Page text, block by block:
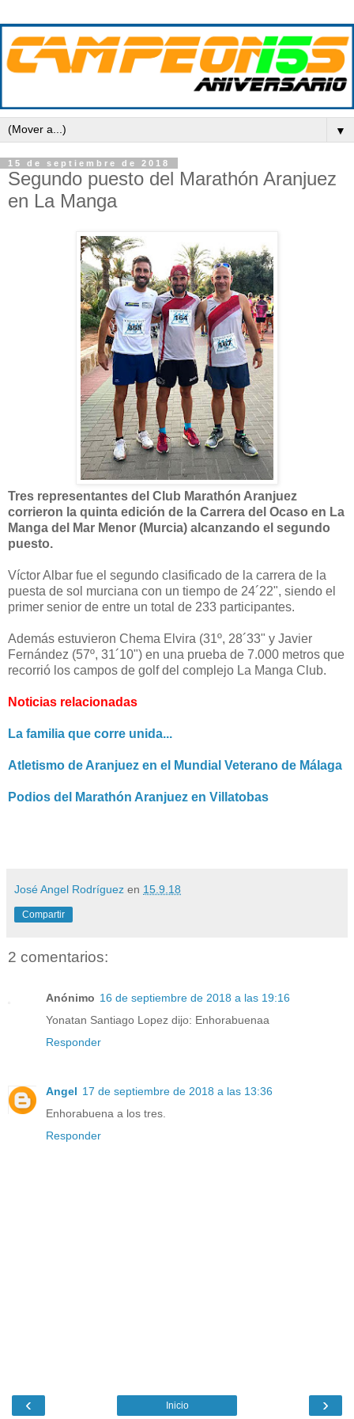
▼
15 de septiembre de 2018
Segundo puesto del Marathón Aranjuez
en La Manga
Tres representantes del Club Marathón Aranjuez
corrieron la quinta edición de la Carrera del Ocaso en La
Manga del Mar Menor (Murcia) alcanzando el segundo
puesto.
Víctor Albar fue el segundo clasificado de la carrera de la
puesta de sol murciana con un tiempo de 24´22", siendo el
primer senior de entre un total de 233 participantes.
Además estuvieron Chema Elvira (31º, 28´33" y Javier
Fernández (57º, 31´10") en una prueba de 7.000 metros que
recorrió los campos de golf del complejo La Manga Club.
Noticias relacionadas
La familia que corre unida...
Atletismo de Aranjuez en el Mundial Veterano de Málaga
Podios del Marathón Aranjuez en Villatobas
José Angel Rodríguez en 15.9.18
Compartir
2 comentarios:
Anónimo 16 de septiembre de 2018 a las 19:16
Yonatan Santiago Lopez dijo: Enhorabuenaa
Responder
Angel 17 de septiembre de 2018 a las 13:36
Enhorabuena a los tres.
Responder
‹ ›
Inicio